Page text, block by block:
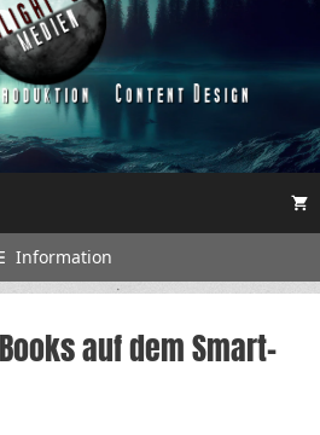
Information
auf dem Smart-